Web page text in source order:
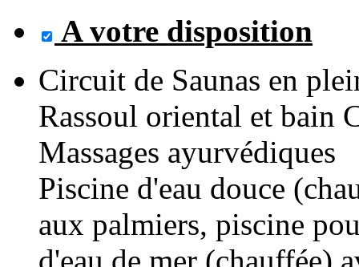
A votre disposition
Circuit de Saunas en
Rassoul oriental et bain
Massages ayurvédiques
Piscine d'eau douce
aux palmiers, piscine
d'eau de mer (chauffée)